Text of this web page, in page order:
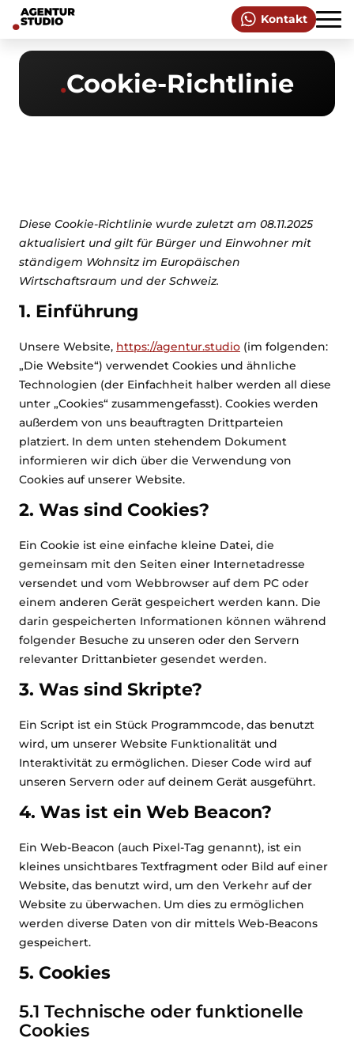
Kontakt
.Cookie-Richtlinie
Diese Cookie-Richtlinie wurde zuletzt am 08.11.2025
aktualisiert und gilt für Bürger und Einwohner mit
ständigem Wohnsitz im Europäischen
Wirtschaftsraum und der Schweiz.
1. Einführung
Unsere Website, https://agentur.studio (im folgenden:
„Die Website“) verwendet Cookies und ähnliche
Technologien (der Einfachheit halber werden all diese
unter „Cookies“ zusammengefasst). Cookies werden
außerdem von uns beauftragten Drittparteien
platziert. In dem unten stehendem Dokument
informieren wir dich über die Verwendung von
Cookies auf unserer Website.
2. Was sind Cookies?
Ein Cookie ist eine einfache kleine Datei, die
gemeinsam mit den Seiten einer Internetadresse
versendet und vom Webbrowser auf dem PC oder
einem anderen Gerät gespeichert werden kann. Die
darin gespeicherten Informationen können während
folgender Besuche zu unseren oder den Servern
relevanter Drittanbieter gesendet werden.
3. Was sind Skripte?
Ein Script ist ein Stück Programmcode, das benutzt
wird, um unserer Website Funktionalität und
Interaktivität zu ermöglichen. Dieser Code wird auf
unseren Servern oder auf deinem Gerät ausgeführt.
4. Was ist ein Web Beacon?
Ein Web-Beacon (auch Pixel-Tag genannt), ist ein
kleines unsichtbares Textfragment oder Bild auf einer
Website, das benutzt wird, um den Verkehr auf der
Website zu überwachen. Um dies zu ermöglichen
werden diverse Daten von dir mittels Web-Beacons
gespeichert.
5. Cookies
5.1 Technische oder funktionelle
Cookies